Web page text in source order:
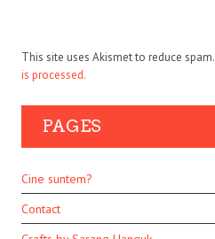
This site uses Akismet to reduce spam.
is processed.
PAGES
Cine suntem?
Contact